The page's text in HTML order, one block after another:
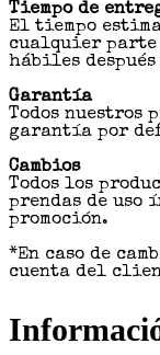
Tiempo de
El tiempo
cualquier parte
hábiles
Garantía
Todos nuestros
garantía por
Cambios
Todos los
prendas de uso
promoción.
*En caso de
cuenta del